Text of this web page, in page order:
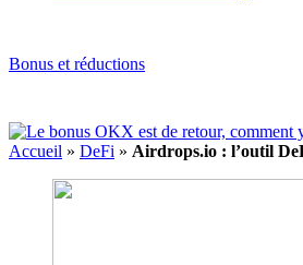
Bonus et réductions
Accueil » DeFi » Airdrops.io : l’outil